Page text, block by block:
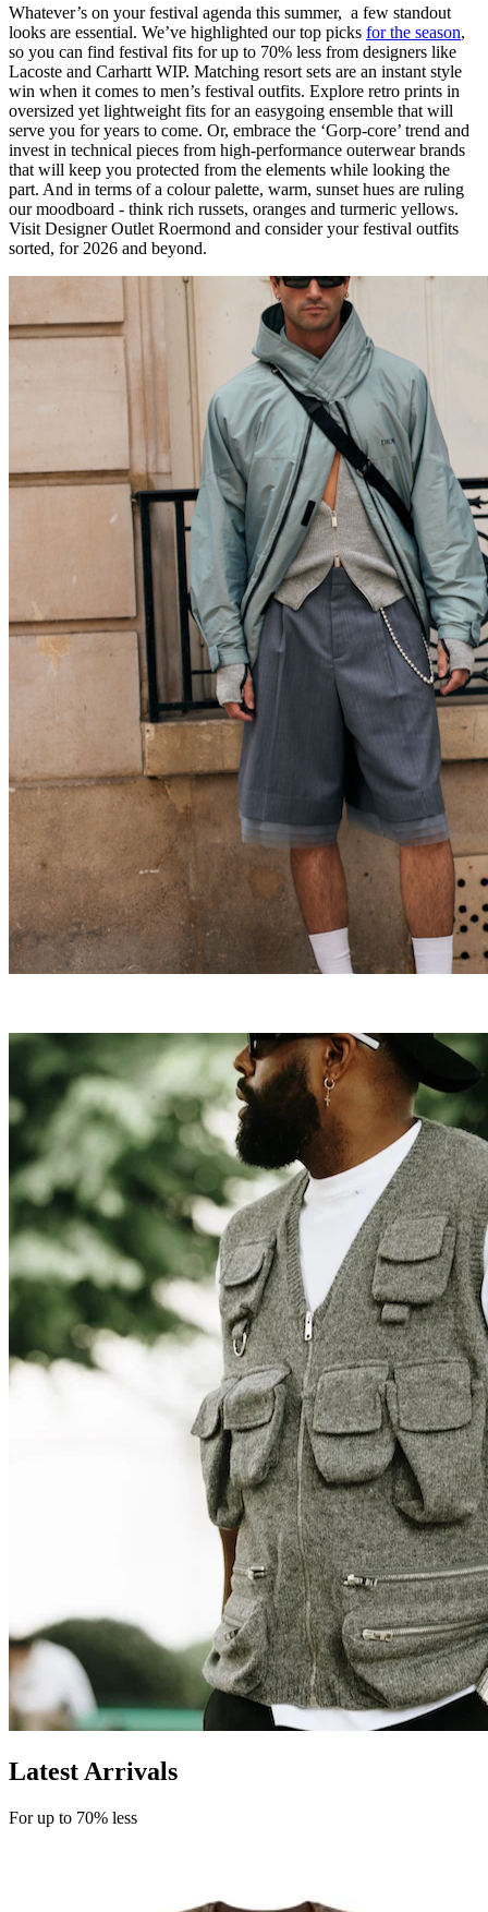
Whatever’s on your festival agenda this summer, a few standout
looks are essential. We’ve highlighted our top picks for the season,
so you can find festival fits for up to 70% less from designers like
Lacoste and Carhartt WIP. Matching resort sets are an instant style
win when it comes to men’s festival outfits. Explore retro prints in
oversized yet lightweight fits for an easygoing ensemble that will
serve you for years to come. Or, embrace the ‘Gorp-core’ trend and
invest in technical pieces from high-performance outerwear brands
that will keep you protected from the elements while looking the
part. And in terms of a colour palette, warm, sunset hues are ruling
our moodboard - think rich russets, oranges and turmeric yellows.
Visit Designer Outlet Roermond and consider your festival outfits
sorted, for 2026 and beyond.
Latest Arrivals
For up to 70% less